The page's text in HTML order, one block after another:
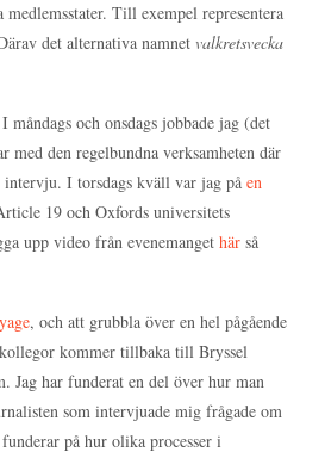
Till exempel representera
det alternativa namnet valkretsvecka
och onsdags jobbade jag (det
den regelbundna verksamheten där
intervju. I torsdags kväll var jag på en
19 och Oxfords universitets
upp video från evenemanget här så
, och att grubbla över en hel pågående
kommer tillbaka till Bryssel
Jag har funderat en del över hur man
som intervjuade mig frågade om
på hur olika processer i